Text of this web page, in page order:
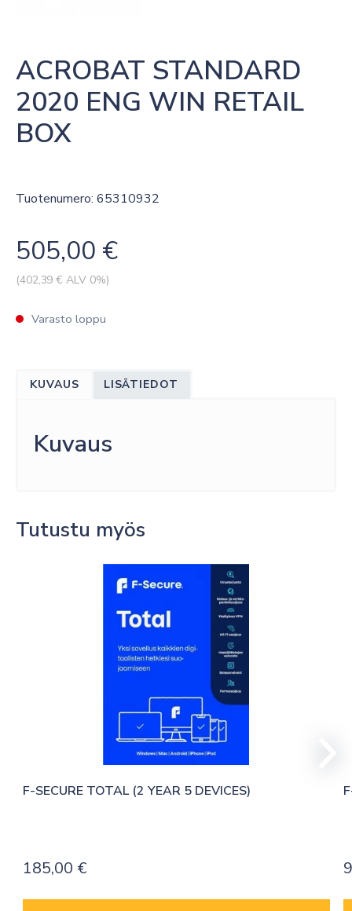
ACROBAT STANDARD
2020 ENG WIN RETAIL
BOX
Tuotenumero: 65310932
505,00 €
(402,39 € ALV 0%)
Varasto loppu
KUVAUS LISÄTIEDOT
Kuvaus
Tutustu myös
F-SECURE TOTAL (2 YEAR 5 DEVICES)
185,00 €